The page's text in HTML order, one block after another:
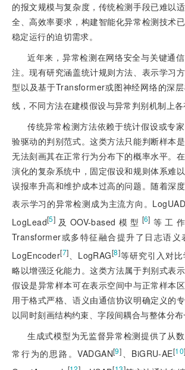
的报文规模与复杂度，传统检测手段已难以
全、高效率要求，构建智能化异常检测技术
稳定运行的迫切需求。
近年来，异常检测在网络安全与关键通
注。现有研究涵盖统计规则方法、表示学习
型以及基于Transformer或图神经网络的深
线，不同方法在建模假设与异常判别机制上
传统异常检测方法依赖于统计假设或专
验驱动的判别范式。这类方法只能判断样本
无法刻画其在正常行为分布下的概率水平。
演化的复杂系统中，固定假设和规则体系难
误报率升高和维护成本过高的问题。随着深
表示学习的异常检测成为主流方向。
LogLead[5] 及OOV-based模型 [6] 等工
Transformer或多特征融合提升了日志语义
LogEncoder[7] 、LogRAG[8]等研究引入对
略以增强泛化能力。这类方法属于判别式表
假设是异常样本可在表示空间中与正常样本
用于格式严格、语义由通信协议明确定义的
以同时刻画结构约束、字段间耦合与整体分布
生成式模型为无监督异常检测提供了从
常行为的思路。VADGAN[9]、BiGRU-AE[10]